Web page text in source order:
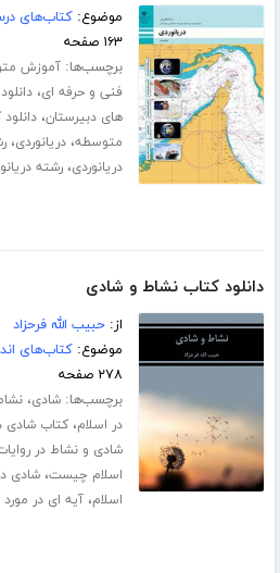
موضوع:کتاب‌های
۱۶۳ صفحه
برچسب‌ها:آموزش
فنی و حرفه ای،
های دبیرستان،
متوسطه،دریانوردی،
دریانوردی،رشته
دانلود کتاب نشاط و شادی
از:حبیب الله فرحزاد
موضوع:کتاب‌های
۲۷۸ صفحه
برچسب‌ها:شادی،
در اسلام،کتاب شادی
شادی و نشاط در
اسلام چیست،شادی
اسلام،آیه ای در